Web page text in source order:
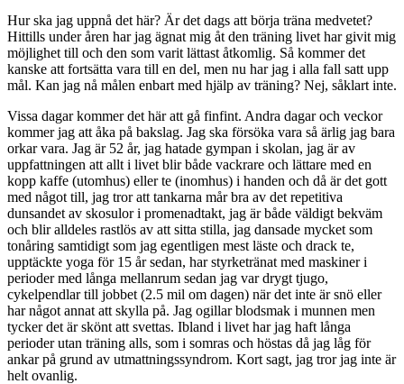
Hur ska jag uppnå det här? Är det dags att börja träna medvetet?
Hittills under åren har jag ägnat mig åt den träning livet har givit mig
möjlighet till och den som varit lättast åtkomlig. Så kommer det
kanske att fortsätta vara till en del, men nu har jag i alla fall satt upp
mål. Kan jag nå målen enbart med hjälp av träning? Nej, såklart inte.
Vissa dagar kommer det här att gå finfint. Andra dagar och veckor
kommer jag att åka på bakslag. Jag ska försöka vara så ärlig jag bara
orkar vara. Jag är 52 år, jag hatade gympan i skolan, jag är av
uppfattningen att allt i livet blir både vackrare och lättare med en
kopp kaffe (utomhus) eller te (inomhus) i handen och då är det gott
med något till, jag tror att tankarna mår bra av det repetitiva
dunsandet av skosulor i promenadtakt, jag är både väldigt bekväm
och blir alldeles rastlös av att sitta stilla, jag dansade mycket som
tonåring samtidigt som jag egentligen mest läste och drack te,
upptäckte yoga för 15 år sedan, har styrketränat med maskiner i
perioder med långa mellanrum sedan jag var drygt tjugo,
cykelpendlar till jobbet (2.5 mil om dagen) när det inte är snö eller
har något annat att skylla på. Jag ogillar blodsmak i munnen men
tycker det är skönt att svettas. Ibland i livet har jag haft långa
perioder utan träning alls, som i somras och höstas då jag låg för
ankar på grund av utmattningssyndrom. Kort sagt, jag tror jag inte är
helt ovanlig.